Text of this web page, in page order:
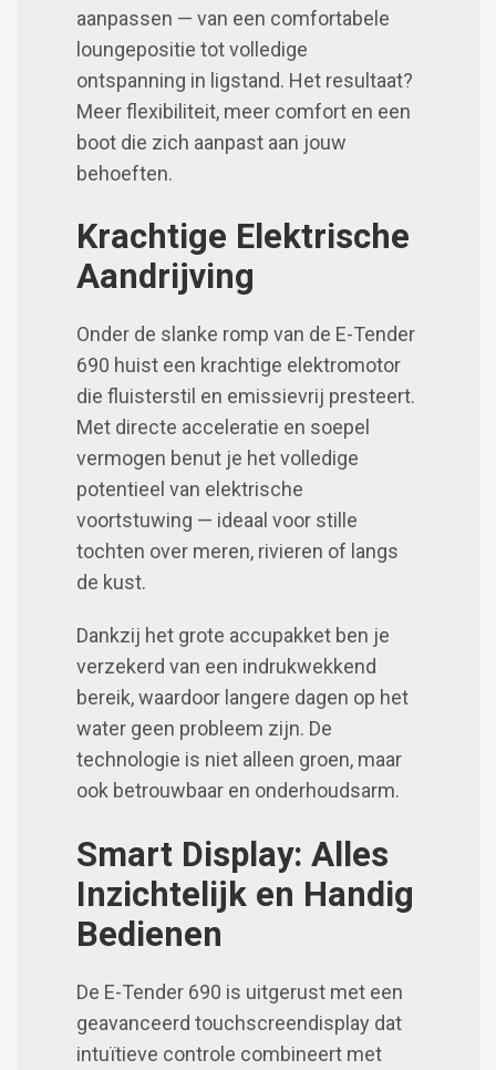
aanpassen — van een comfortabele
loungepositie tot volledige
ontspanning in ligstand. Het resultaat?
Meer flexibiliteit, meer comfort en een
boot die zich aanpast aan jouw
behoeften.
Krachtige Elektrische
Aandrijving
Onder de slanke romp van de E-Tender
690 huist een krachtige elektromotor
die fluisterstil en emissievrij presteert.
Met directe acceleratie en soepel
vermogen benut je het volledige
potentieel van elektrische
voortstuwing — ideaal voor stille
tochten over meren, rivieren of langs
de kust.
Dankzij het grote accupakket ben je
verzekerd van een indrukwekkend
bereik, waardoor langere dagen op het
water geen probleem zijn. De
technologie is niet alleen groen, maar
ook betrouwbaar en onderhoudsarm.
Smart Display: Alles
Inzichtelijk en Handig
Bedienen
De E-Tender 690 is uitgerust met een
geavanceerd touchscreendisplay dat
intuïtieve controle combineert met